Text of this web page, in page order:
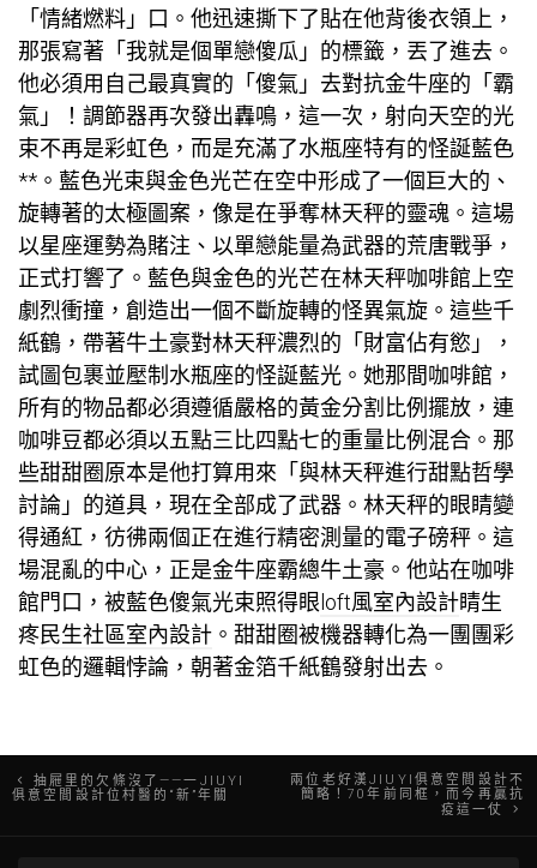
「情緒燃料」口。他迅速撕下了貼在他背後衣領上，
那張寫著「我就是個單戀傻瓜」的標籤，丟了進去。
他必須用自己最真實的「傻氣」去對抗金牛座的「霸
氣」！調節器再次發出轟鳴，這一次，射向天空的光
束不再是彩虹色，而是充滿了水瓶座特有的怪誕藍色
**。藍色光束與金色光芒在空中形成了一個巨大的、
旋轉著的太極圖案，像是在爭奪林天秤的靈魂。這場
以星座運勢為賭注、以單戀能量為武器的荒唐戰爭，
正式打響了。藍色與金色的光芒在林天秤咖啡館上空
劇烈衝撞，創造出一個不斷旋轉的怪異氣旋。這些千
紙鶴，帶著牛土豪對林天秤濃烈的「財富佔有慾」，
試圖包裹並壓制水瓶座的怪誕藍光。她那間咖啡館，
所有的物品都必須遵循嚴格的黃金分割比例擺放，連
咖啡豆都必須以五點三比四點七的重量比例混合。那
些甜甜圈原本是他打算用來「與林天秤進行甜點哲學
討論」的道具，現在全部成了武器。林天秤的眼睛變
得通紅，彷彿兩個正在進行精密測量的電子磅秤。這
場混亂的中心，正是金牛座霸總牛土豪。他站在咖啡
館門口，被藍色傻氣光束照得眼loft風室內設計睛生
疼民生社區室內設計 。甜甜圈被機器轉化為一團團彩
虹色的邏輯悖論，朝著金箔千紙鶴發射出去。
文抽屜里的欠條沒了——一JIUYI
俱意空間設計位村醫的“新”年關
兩位老好漢JIUYI俱意空間設計不
簡略！70年前同框，而今再贏抗
疫這一仗